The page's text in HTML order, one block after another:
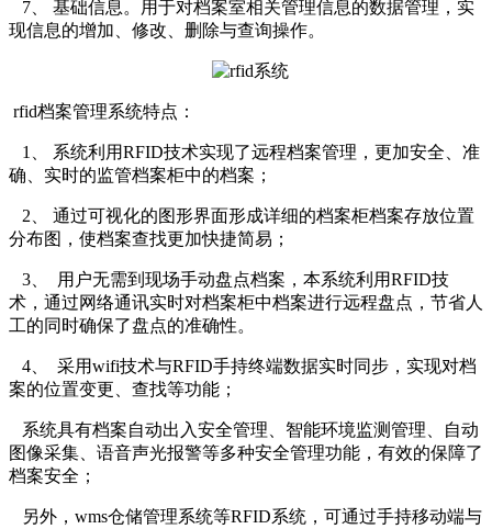
7、 基础信息。用于对档案室相关管理信息的数据管理，实
现信息的增加、修改、删除与查询操作。
rfid档案管理系统特点：
1、 系统利用RFID技术实现了远程档案管理，更加安全、准
确、实时的监管档案柜中的档案；
2、 通过可视化的图形界面形成详细的档案柜档案存放位置
分布图，使档案查找更加快捷简易；
3、 用户无需到现场手动盘点档案，本系统利用RFID技
术，通过网络通讯实时对档案柜中档案进行远程盘点，节省人
工的同时确保了盘点的准确性。
4、 采用wifi技术与RFID手持终端数据实时同步，实现对档
案的位置变更、查找等功能；
系统具有档案自动出入安全管理、智能环境监测管理、自动
图像采集、语音声光报警等多种安全管理功能，有效的保障了
档案安全；
另外，wms仓储管理系统等RFID系统，可通过手持移动端与